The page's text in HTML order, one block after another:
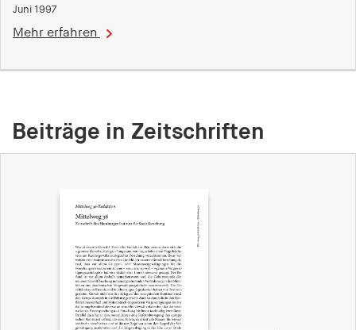
Juni 1997
Mehr erfahren
Beiträge in Zeitschriften
Anbieter:
7 Tage